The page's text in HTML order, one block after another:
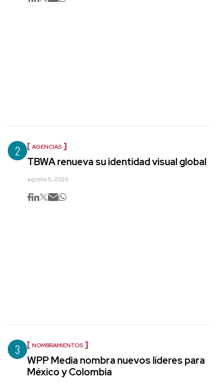
2 AGENCIAS
TBWA renueva su identidad visual global
agosto 5, 2026
3 NOMBRAMIENTOS
WPP Media nombra nuevos líderes para
México y Colombia